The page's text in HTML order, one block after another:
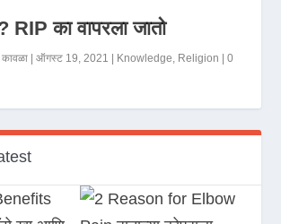
RIP का वापरला जातो
कावळा |ऑगस्ट 19, 2021 Knowledge, Religion |0